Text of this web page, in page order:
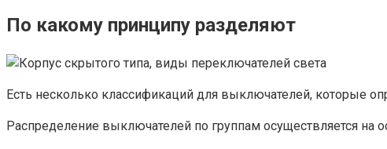
По какому принципу разделяют
Есть несколько классификаций для выключателей, которые
Распределение выключателей по группам осуществляется на